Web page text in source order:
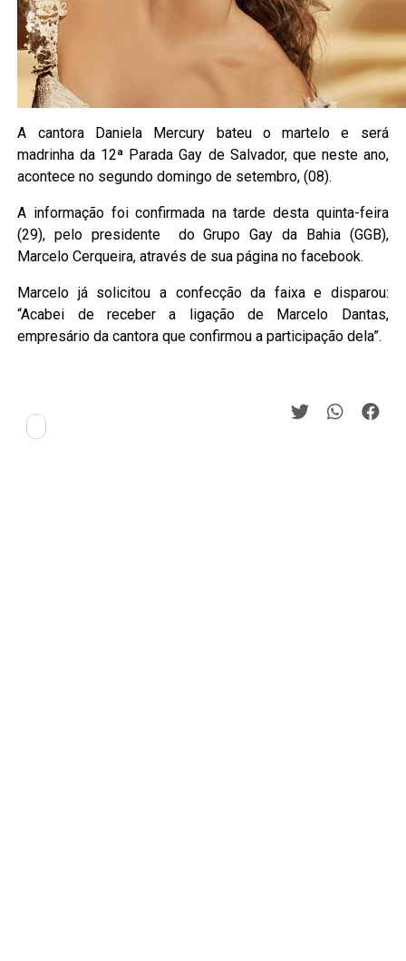
A cantora Daniela Mercury bateu o martelo e será
madrinha da 12ª Parada Gay de Salvador, que neste ano,
acontece no segundo domingo de setembro, (08).
A informação foi confirmada na tarde desta quinta-feira
(29), pelo presidente do Grupo Gay da Bahia (GGB),
Marcelo Cerqueira, através de sua página no facebook.
Marcelo já solicitou a confecção da faixa e disparou:
“Acabei de receber a ligação de Marcelo Dantas,
empresário da cantora que confirmou a participação dela”.